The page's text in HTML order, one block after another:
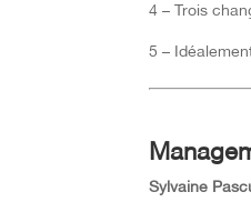
4 – Trois
5 –
Sylvaine